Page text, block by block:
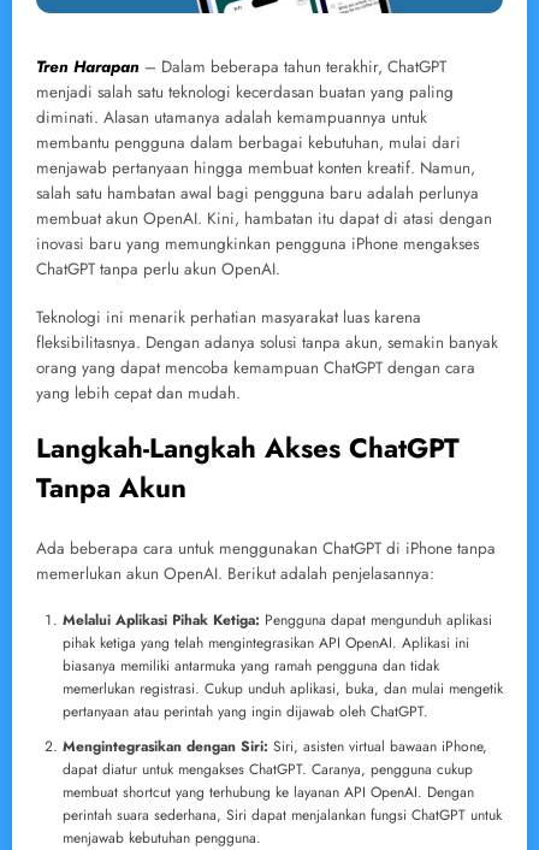
Tren Harapan – Dalam beberapa tahun terakhir, ChatGPT
menjadi salah satu teknologi kecerdasan buatan yang paling
diminati. Alasan utamanya adalah kemampuannya untuk
membantu pengguna dalam berbagai kebutuhan, mulai dari
menjawab pertanyaan hingga membuat konten kreatif. Namun,
salah satu hambatan awal bagi pengguna baru adalah perlunya
membuat akun OpenAI. Kini, hambatan itu dapat di atasi dengan
inovasi baru yang memungkinkan pengguna iPhone mengakses
ChatGPT tanpa perlu akun OpenAI.
Teknologi ini menarik perhatian masyarakat luas karena
fleksibilitasnya. Dengan adanya solusi tanpa akun, semakin banyak
orang yang dapat mencoba kemampuan ChatGPT dengan cara
yang lebih cepat dan mudah.
Langkah-Langkah Akses ChatGPT
Tanpa Akun
Ada beberapa cara untuk menggunakan ChatGPT di iPhone tanpa
memerlukan akun OpenAI. Berikut adalah penjelasannya:
Melalui Aplikasi Pihak Ketiga: Pengguna dapat mengunduh aplikasi
pihak ketiga yang telah mengintegrasikan API OpenAI. Aplikasi ini
biasanya memiliki antarmuka yang ramah pengguna dan tidak
memerlukan registrasi. Cukup unduh aplikasi, buka, dan mulai mengetik
pertanyaan atau perintah yang ingin dijawab oleh ChatGPT.
Mengintegrasikan dengan Siri: Siri, asisten virtual bawaan iPhone,
dapat diatur untuk mengakses ChatGPT. Caranya, pengguna cukup
membuat shortcut yang terhubung ke layanan API OpenAI. Dengan
perintah suara sederhana, Siri dapat menjalankan fungsi ChatGPT untuk
menjawab kebutuhan pengguna.